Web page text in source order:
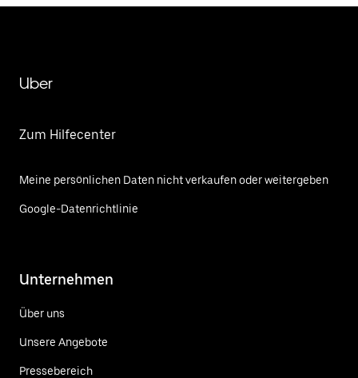
Uber
Zum Hilfecenter
Meine persönlichen Daten nicht verkaufen oder weitergeben
Google-Datenrichtlinie
Unternehmen
Über uns
Unsere Angebote
Pressebereich